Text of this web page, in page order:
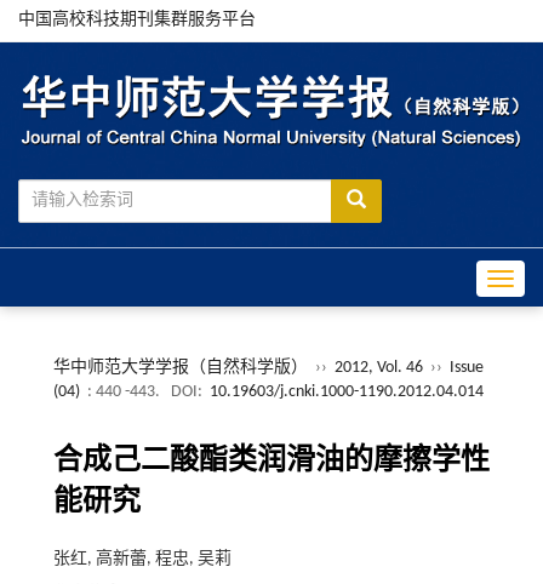
中国高校科技期刊集群服务平台
华中师范大学学报（自然科学版） ›› 2012, Vol. 46 ››
Issue
(04) : 440 -443. DOI: 10.19603/j.cnki.1000-1190.2012.04.014
合成己二酸酯类润滑油的摩擦学性
能研究
张红, 高新蕾, 程忠, 吴莉